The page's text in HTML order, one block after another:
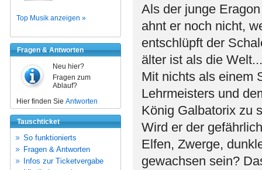
Top Musik anzeigen »
Fragen & Antworten
Neu hier?
Fragen zum
Ablauf?
Hier finden Sie Antworten
Tauschticket
So funktionierts
Fragen & Antworten
Infos zur Ticketvergabe
Als der junge
ahnt er noch nicht,
entschlüpft der
älter ist als die Welt...
Mit nichts als einem
Lehrmeisters und
König Galbatorix zu
Wird er der
Elfen, Zwerge,
gewachsen sein?